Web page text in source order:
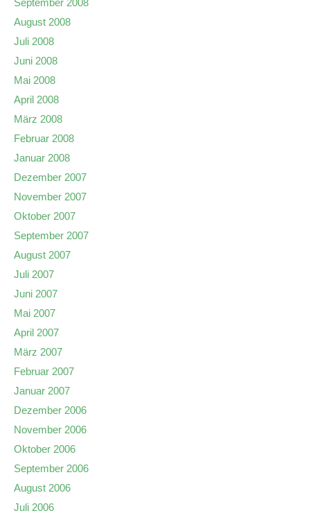
September 2008
August 2008
Juli 2008
Juni 2008
Mai 2008
April 2008
März 2008
Februar 2008
Januar 2008
Dezember 2007
November 2007
Oktober 2007
September 2007
August 2007
Juli 2007
Juni 2007
Mai 2007
April 2007
März 2007
Februar 2007
Januar 2007
Dezember 2006
November 2006
Oktober 2006
September 2006
August 2006
Juli 2006